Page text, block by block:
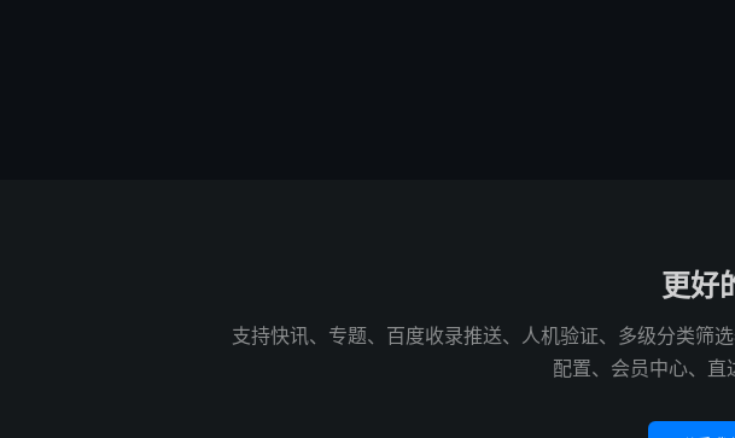
更好
支持快讯、专题、百度收录推送、人机验证、多级分类筛
配置、会员中心、直